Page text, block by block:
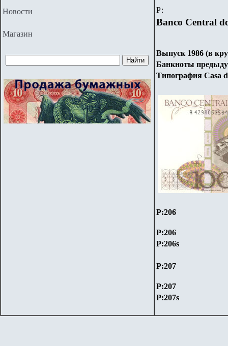
Новости
Магазин
Р:
Banco Central
Выпуск 1986 (в
Банкноты
Типография Casa
P:206
P:206
P:206s
P:207
P:207
P:207s